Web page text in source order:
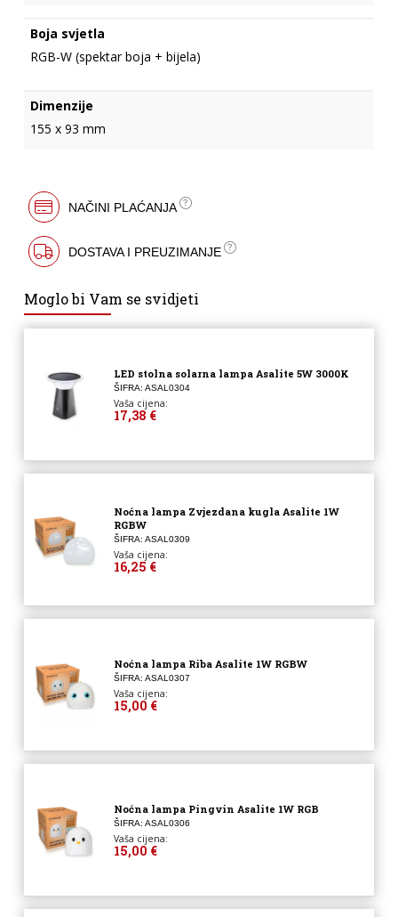
Boja svjetla
RGB-W (spektar boja + bijela)
Dimenzije
155 x 93 mm
NAČINI PLAĆANJA
DOSTAVA I PREUZIMANJE
Moglo bi Vam se svidjeti
LED stolna solarna lampa Asalite 5W 3000K
ŠIFRA: ASAL0304
Vaša cijena:
17,38 €
Noćna lampa Zvjezdana kugla Asalite 1W
RGBW
ŠIFRA: ASAL0309
Vaša cijena:
16,25 €
Noćna lampa Riba Asalite 1W RGBW
ŠIFRA: ASAL0307
Vaša cijena:
15,00 €
Noćna lampa Pingvin Asalite 1W RGB
ŠIFRA: ASAL0306
Vaša cijena:
15,00 €